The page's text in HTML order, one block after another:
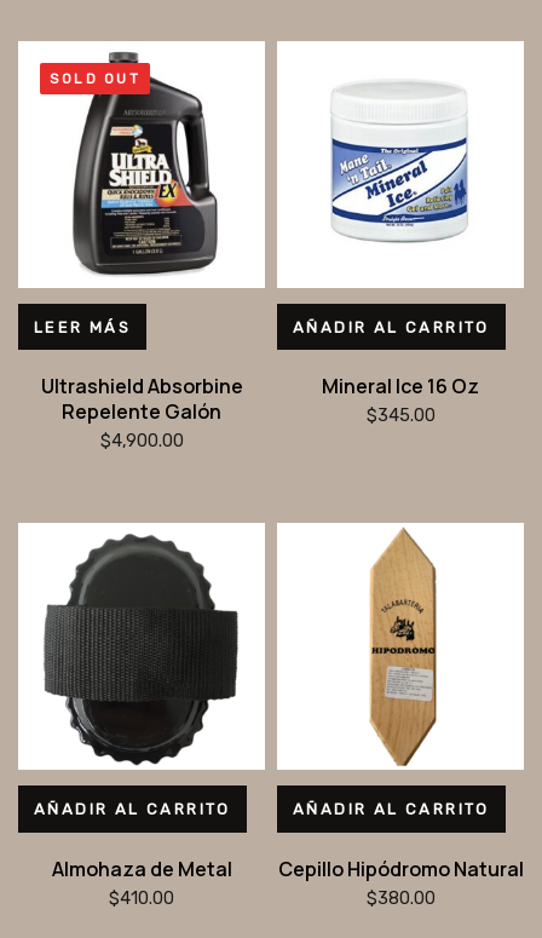
SOLD OUT
LEER MÁS
Ultrashield Absorbine
Repelente Galón
$4,900.00
AÑADIR AL CARRITO
Mineral Ice 16 Oz
$345.00
AÑADIR AL CARRITO
Almohaza de Metal
$410.00
AÑADIR AL CARRITO
Cepillo Hipódromo Natural
$380.00